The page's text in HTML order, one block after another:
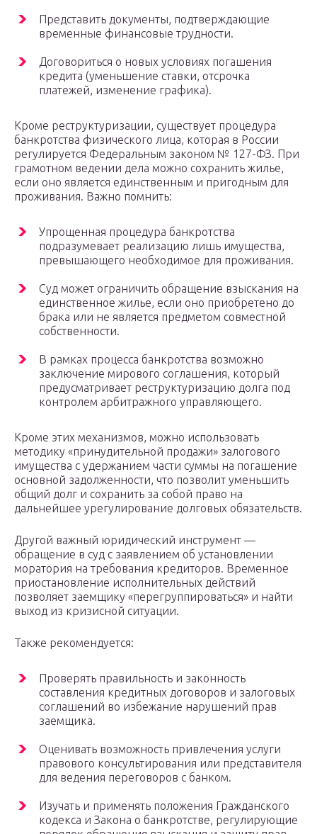
Представить документы, подтверждающие
временные финансовые трудности.
Договориться о новых условиях погашения
кредита (уменьшение ставки, отсрочка
платежей, изменение графика).
Кроме реструктуризации, существует процедура
банкротства физического лица, которая в России
регулируется Федеральным законом № 127-ФЗ. При
грамотном ведении дела можно сохранить жилье,
если оно является единственным и пригодным для
проживания. Важно помнить:
Упрощенная процедура банкротства
подразумевает реализацию лишь имущества,
превышающего необходимое для проживания.
Суд может ограничить обращение взыскания на
единственное жилье, если оно приобретено до
брака или не является предметом совместной
собственности.
В рамках процесса банкротства возможно
заключение мирового соглашения, который
предусматривает реструктуризацию долга под
контролем арбитражного управляющего.
Кроме этих механизмов, можно использовать
методику «принудительной продажи» залогового
имущества с удержанием части суммы на погашение
основной задолженности, что позволит уменьшить
общий долг и сохранить за собой право на
дальнейшее урегулирование долговых обязательств.
Другой важный юридический инструмент —
обращение в суд с заявлением об установлении
моратория на требования кредиторов. Временное
приостановление исполнительных действий
позволяет заемщику «перегруппироваться» и найти
выход из кризисной ситуации.
Также рекомендуется:
Проверять правильность и законность
составления кредитных договоров и залоговых
соглашений во избежание нарушений прав
заемщика.
Оценивать возможность привлечения услуги
правового консультирования или представителя
для ведения переговоров с банком.
Изучать и применять положения Гражданского
кодекса и Закона о банкротстве, регулирующие